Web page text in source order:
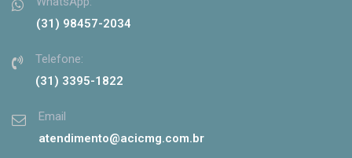
(31) 98457-2034
Telefone:
(31) 3395-1822
Email
atendimento@acicmg.com.br